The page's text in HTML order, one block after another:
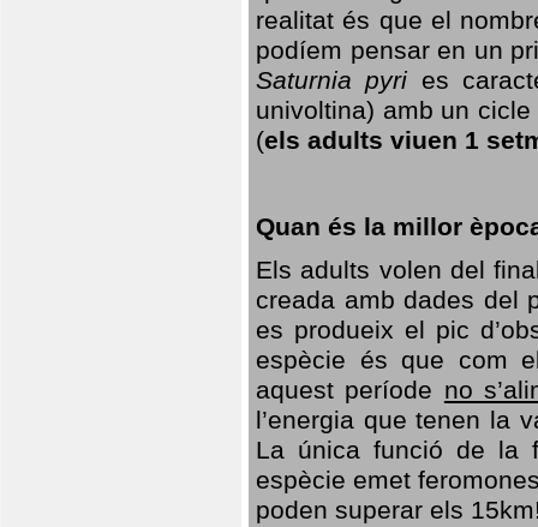
realitat és que el
podíem pensar en un
Saturnia pyri es
univoltina) amb un
(els adults viuen 1
Quan és la millor
Els adults volen del
creada amb dades del
es produeix el pic
espècie és que com
aquest període no
l’energia que tenen la
La única funció de la
espècie emet
poden superar els